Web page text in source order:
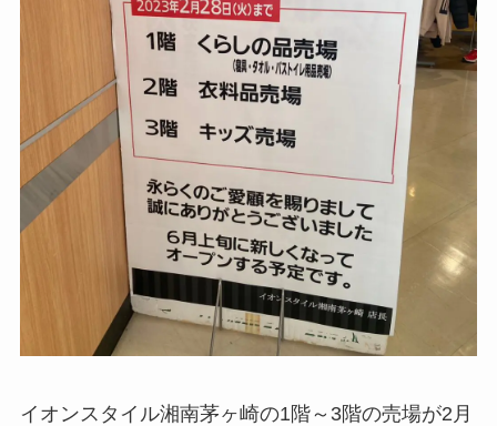
イオンスタイル湘南茅ヶ崎の1階～3階の売場が2月